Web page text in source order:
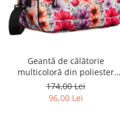
Geantă de călătorie
multicoloră din poliester
rezistent cu port USB,
acoperită cu un model vegetal
- Rovicky PTR-R-TL15608-8831
174,00 Lei
96,00 Lei